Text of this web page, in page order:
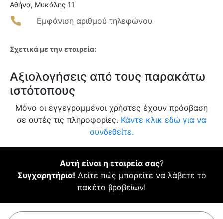
Αθήνα, Μυκάλης 11
Εμφάνιση αριθμού τηλεφώνου
Σχετικά με την εταιρεία:
Αξιολογήσεις από τους παρακάτω
ιστότοπους
Μόνο οι εγγεγραμμένοι χρήστες έχουν πρόσβαση
σε αυτές τις πληροφορίες. Κάντε κλικ εδώ για να
συνδεθείτε.
Αυτή είναι η εταιρεία σας?
Συγχαρητήρια! Δείτε πώς μπορείτε να λάβετε το
πακέτο βραβείων!